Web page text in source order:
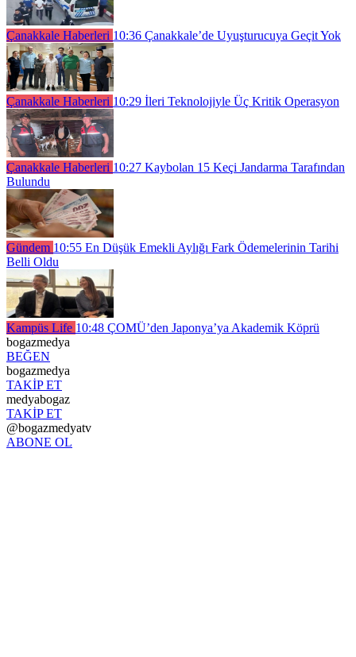
Çanakkale Haberleri 10:36 Çanakkale’de Uyuşturucuya Geçit Yok
Çanakkale Haberleri 10:29 İleri Teknolojiyle Üç Kritik Operasyon
Çanakkale Haberleri 10:27 Kaybolan 15 Keçi Jandarma Tarafından
Bulundu
Gündem 10:55 En Düşük Emekli Aylığı Fark Ödemelerinin Tarihi
Belli Oldu
Kampüs Life 10:48 ÇOMÜ’den Japonya’ya Akademik Köprü
bogazmedya
BEĞEN
bogazmedya
TAKİP ET
medyabogaz
TAKİP ET
@bogazmedyatv
ABONE OL